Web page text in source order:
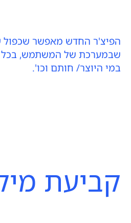
הפיצ'ר החדש מאפשר שכפול
שבמערכת של המשתמש, בכל
במי היוצר/ חותם וכו'.
קביעת